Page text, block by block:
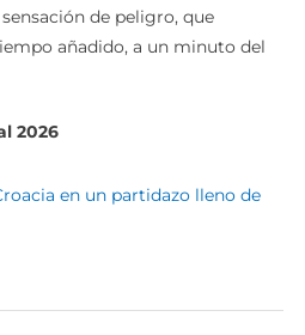
de peligro, que
añadido, a un minuto del
2026
en un partidazo lleno de